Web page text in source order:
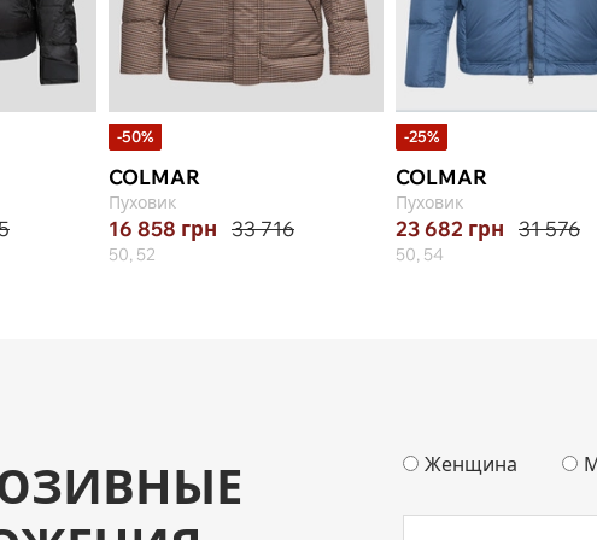
-50%
COLMAR
Пуховик
16 858 грн 33 716
50, 52
-25%
COLMAR
Пуховик
23 682 грн 31 576
50, 54
Женщина